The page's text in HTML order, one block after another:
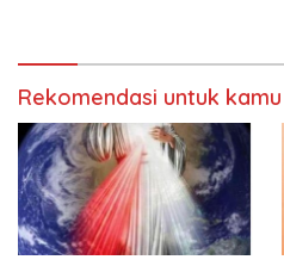
Rekomendasi untuk kamu